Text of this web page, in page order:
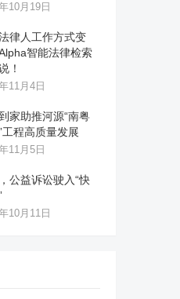
10月19日
律人工作方式变
智能法律检索
！
11月4日
家助推河源“南粤
工程高质量发展
11月5日
公益诉讼驶入“快
10月11日